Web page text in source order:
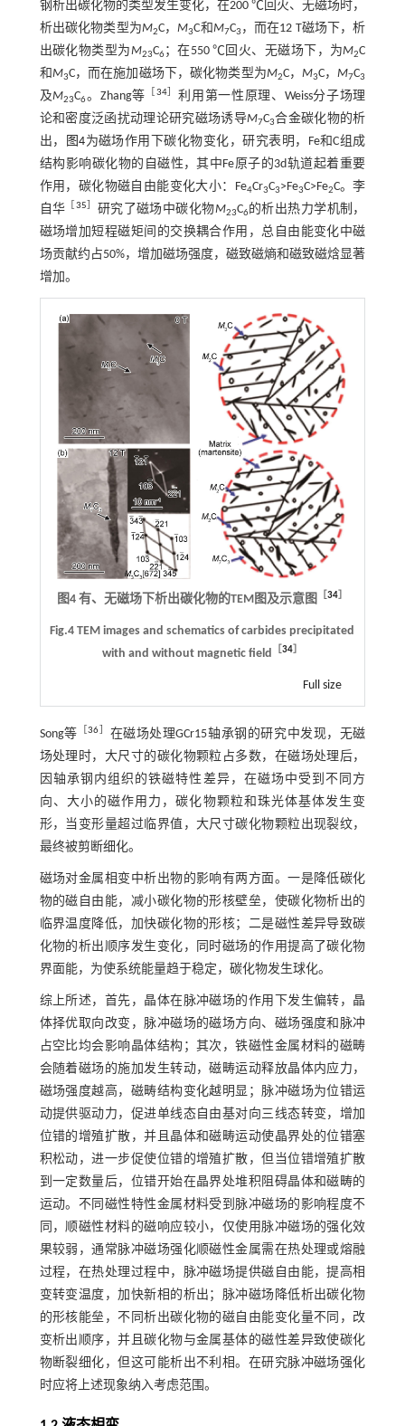
钢析出碳化物的类型发生变化，在200 ℃回火、无磁场时，
析出碳化物类型为M2C，M3C和M7C3 ，而在12 T磁场下，析
出碳化物类型为M23C6；在550 ℃回火、无磁场下，为M2C
和M3C，而在施加磁场下，碳化物类型为M2C，M3C，M7C3
及M23C6。Zhang等 34］利用第一性原理、Weiss分子场理
论和密度泛函扰动理论研究磁场诱导M7C3合金碳化物的析
出，
图4为磁场作用下碳化物变化，研究表明，Fe和C组成
结构影响碳化物的自磁性，其中Fe原子的3d轨道起着重要
作用，碳化物磁自由能变化大小：Fe4Cr3C3>Fe3C>Fe2C。李
自华
35 研究了磁场中碳化物M23C6的析出热力学机制，
磁场增加短程磁矩间的交换耦合作用，总自由能变化中磁
场贡献约占50%，增加磁场强度，磁致磁熵和磁致磁焓显著
增加。
图4 有、无磁场下析出碳化物的TEM图及示意图［ 34］
Fig.4 TEM images and schematics of carbides precipitated
with and without magnetic field
34］
Full size
Song等 ［36
在磁场处理GCr15轴承钢的研究中发现，无磁
场处理时，大尺寸的碳化物颗粒占多数，在磁场处理后，
因轴承钢内组织的铁磁特性差异，在磁场中受到不同方
向、大小的磁作用力，碳化物颗粒和珠光体基体发生变
形，当变形量超过临界值，大尺寸碳化物颗粒出现裂纹，
最终被剪断细化。
磁场对金属相变中析出物的影响有两方面。一是降低碳化
物的磁自由能，减小碳化物的形核壁垒，使碳化物析出的
临界温度降低，加快碳化物的形核；二是磁性差异导致碳
化物的析出顺序发生变化，同时磁场的作用提高了碳化物
界面能，为使系统能量趋于稳定，碳化物发生球化。
综上所述，首先，晶体在脉冲磁场的作用下发生偏转，晶
体择优取向改变，脉冲磁场的磁场方向、磁场强度和脉冲
占空比均会影响晶体结构；其次，铁磁性金属材料的磁畴
会随着磁场的施加发生转动，磁畴运动释放晶体内应力，
磁场强度越高，磁畴结构变化越明显；脉冲磁场为位错运
动提供驱动力，促进单线态自由基对向三线态转变，增加
位错的增殖扩散，并且晶体和磁畴运动使晶界处的位错塞
积松动，进一步促使位错的增殖扩散，但当位错增殖扩散
到一定数量后，位错开始在晶界处堆积阻碍晶体和磁畴的
运动。不同磁性特性金属材料受到脉冲磁场的影响程度不
同，顺磁性材料的磁响应较小，仅使用脉冲磁场的强化效
果较弱，通常脉冲磁场强化顺磁性金属需在热处理或熔融
过程，在热处理过程中，脉冲磁场提供磁自由能，提高相
变转变温度，加快新相的析出；脉冲磁场降低析出碳化物
的形核能垒，不同析出碳化物的磁自由能变化量不同，改
变析出顺序，并且碳化物与金属基体的磁性差异致使碳化
物断裂细化，但这可能析出不利相。在研究脉冲磁场强化
时应将上述现象纳入考虑范围。